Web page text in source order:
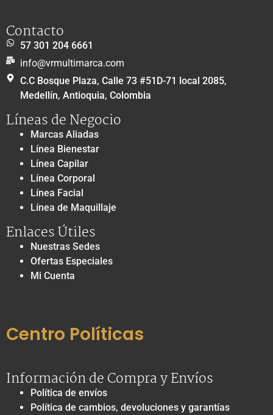
Contacto
57 301 204 6661
info@vrmultimarca.com
C.C Bosque Plaza, Calle 73 #51D-71 local 2085,
Medellín, Antioquia, Colombia
Líneas de Negocio
Marcas Aliadas
Línea Bienestar
Línea Capilar
Línea Corporal
Línea Facial
Línea de Maquillaje
Enlaces Útiles
Nuestras Sedes
Ofertas Especiales
Mi Cuenta
Centro Políticas
Información de Compra y Envíos
Política de envíos
Política de cambios, devoluciones y garantías